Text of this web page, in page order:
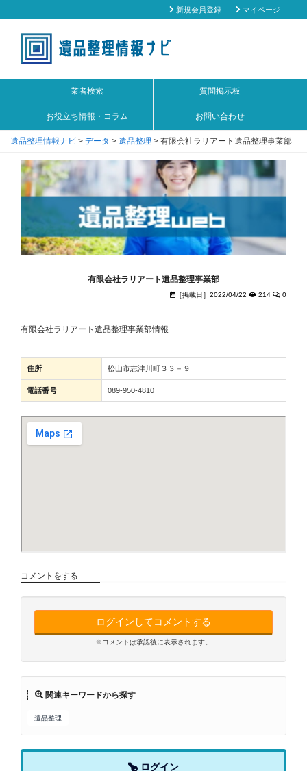
新規会員登録 マイページ
業者検索 質問掲示板
お役立ち情報・コラム お問い合わせ
遺品整理情報ナビ > データ > 遺品整理 > 有限会社ラリアート遺品整理事業部
有限会社ラリアート遺品整理事業部
［掲載日］2022/04/22 214 0
有限会社ラリアート遺品整理事業部情報
住所 松山市志津川町３３－９
電話番号 089-950-4810
コメントをする
ログインしてコメントする
※コメントは承認後に表示されます。
関連キーワードから探す
遺品整理
ログイン